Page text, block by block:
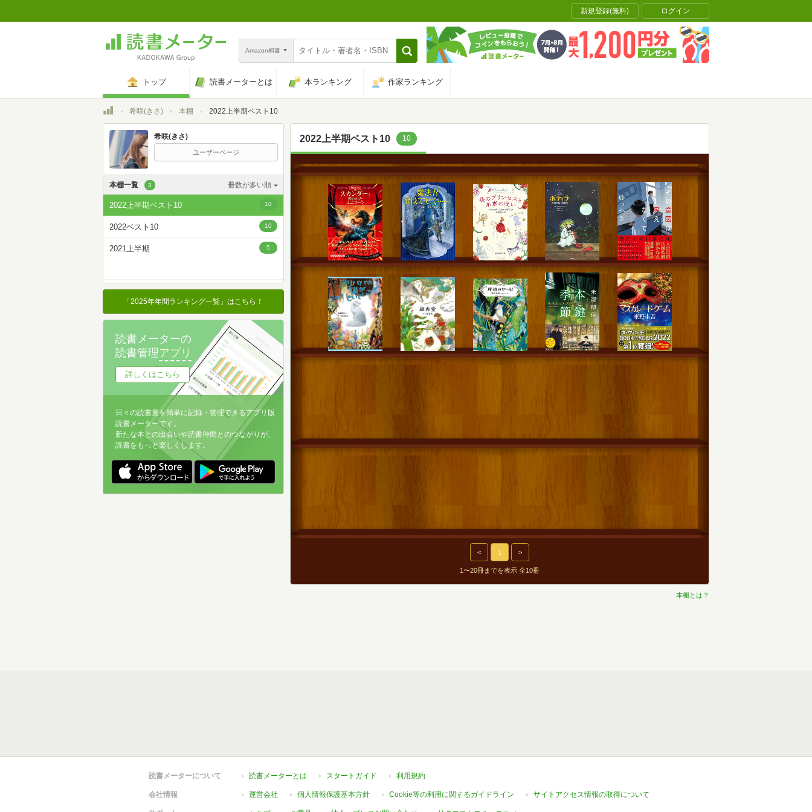
新規登録(無料) ログイン
Amazon和書
トップ 読書メーターとは 本ランキング 作家ランキング
トップ希咲(きさ) 本棚 2022上半期ベスト10
希咲(きさ)
ユーザーページ
本棚一覧 3 冊数が多い順
カスタム順
登録日時が新しい順
登録日時が古い順
冊数が多い順
冊数が少ない順
2022上半期ベスト10 10
2022ベスト10 10
2021上半期 5
「2025年年間ランキング一覧」はこちら！
読書メーターの
読書管理アプリ
詳しくはこちら
日々の読書量を簡単に記録・管理できるアプリ版
読書メーターです。
新たな本との出会いや読書仲間とのつながりが、
読書をもっと楽しくします。
2022上半期ベスト10 10
< 1 >
1〜20冊までを表示 全10冊
本棚とは？
読書メーターについて 読書メーターとは スタートガイド 利用規約
会社情報 運営会社 個人情報保護基本方針 Cookie等の利用に関するガイドライン サイトアクセス情報の取得について